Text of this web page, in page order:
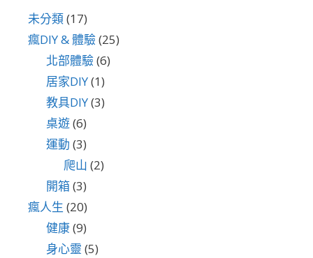
未分類(17)
瘋DIY & 體驗(25)
北部體驗(6)
居家DIY(1)
教具DIY(3)
桌遊(6)
運動 (3)
爬山 (2)
開箱(3)
瘋人生 (20)
健康(9)
身心靈 (5)